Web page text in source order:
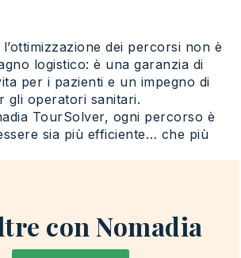
dei percorsi non è
logistico: è una garanzia di
per i pazienti e un impegno di
gli operatori sanitari.
TourSolver, ogni percorso è
sia più efficiente… che più
con Nomadia